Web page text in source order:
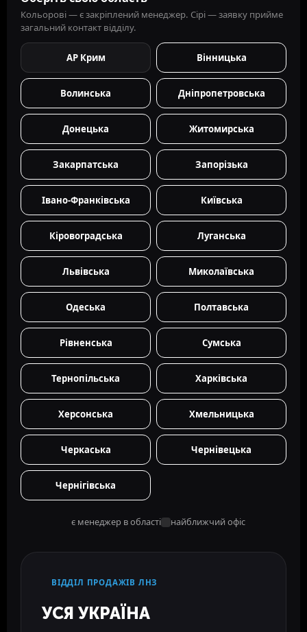
Кольорові — є закріплений менеджер. Сірі — заявку прийме
загальний контакт відділу.
АР Крим Вінницька
Волинська Дніпропетровська
Донецька Житомирська
Закарпатська Запорізька
Івано-Франківська Київська
Кіровоградська Луганська
Львівська Миколаївська
Одеська Полтавська
Рівненська Сумська
Тернопільська Харківська
Херсонська Хмельницька
Черкаська Чернівецька
Чернігівська
є менеджер в області найближчий офіс
ВІДДІЛ ПРОДАЖІВ ЛНЗ
УСЯ УКРАЇНА